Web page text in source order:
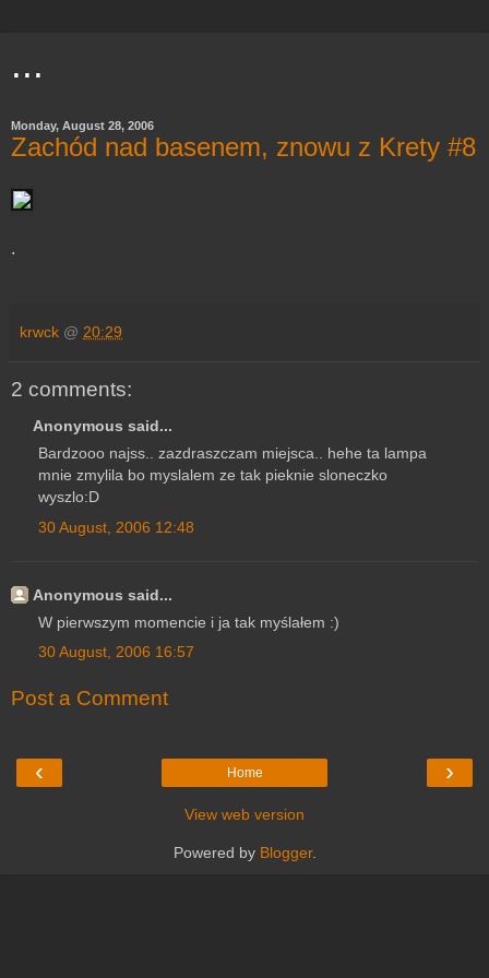
...
Monday, August 28, 2006
Zachód nad basenem, znowu z Krety #8
.
krwck @ 20:29
2 comments:
Anonymous said...
Bardzooo najss.. zazdraszczam miejsca.. hehe ta lampa
mnie zmylila bo myslalem ze tak pieknie sloneczko
wyszlo:D
30 August, 2006 12:48
Anonymous said...
W pierwszym momencie i ja tak myślałem :)
30 August, 2006 16:57
Post a Comment
‹ ›
Home
View web version
Powered by Blogger.